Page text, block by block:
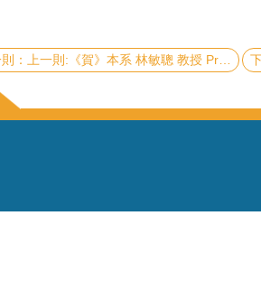
上一則:《賀》本系 林敏聰 教授 Prof. Minn-Tsong Lin 當選 2025年《美國物理學會會士》(2025 American Physical Society Fellow)